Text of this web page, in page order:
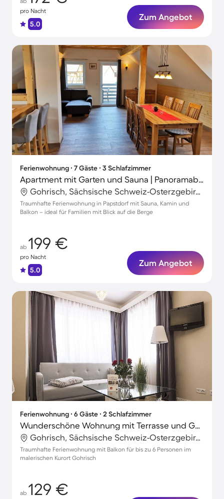
pro Nacht
5.0
Zum Angebot
Ferienwohnung ∙ 7 Gäste ∙ 3 Schlafzimmer
Apartment mit Garten und Sauna | Panoramablick | Ideal für Homeoffice
Gohrisch, Sächsische Schweiz-Osterzgebirge, Deutschland
Traumhafte Ferienwohnung in Papstdorf mit Sauna, Kamin und
Balkon – ideal für Familien mit Blick auf die Berge
ab 199 €
pro Nacht
5.0
Zum Angebot
Ferienwohnung ∙ 6 Gäste ∙ 2 Schlafzimmer
Wunderschöne Wohnung mit Terrasse und Garten
Gohrisch, Sächsische Schweiz-Osterzgebirge, Deutschland
Traumhafte Ferienwohnung mit Balkon für bis zu 6 Personen im
malerischen Kurort Gohrisch
ab 129 €